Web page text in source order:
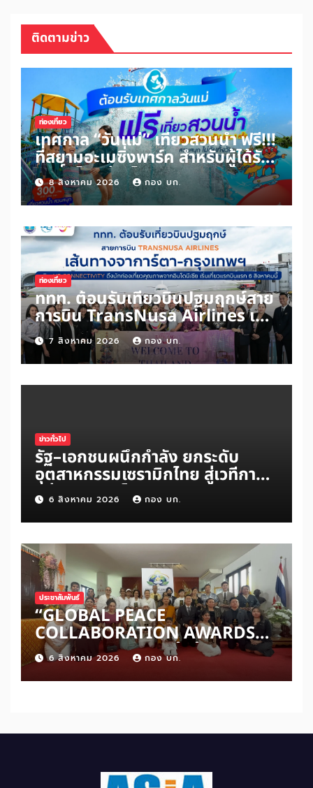
ติดตามข่าว
ท่องเที่ยว
เทศกาล “วันแม่” เที่ยวสวนน้ำ ฟรี!!!
ที่สยามอะเมซิ่งพาร์ค สำหรับผู้ได้รับ
สิทธิ์ “ไทยช่วยไทยพลัส” และผู้ถือ
“บัตรสวัสดิการแห่งรัฐ” เพิ่มเพียง
100 บาท สนุกได้ทั้งสวนน้ำและสวน
สนุกไม่อั้นตลอดวัน
8 สิงหาคม 2026 กอง บก.
ท่องเที่ยว
ททท. ต้อนรับเที่ยวบินปฐมฤกษ์สาย
การบิน TransNusa Airlines เส้น
ทางจาการ์ตา-กรุงเทพฯ เสริม Air
Connectivity ดึงนักท่องเที่ยว
คุณภาพจากอินโดนีเซีย เริ่มเที่ยว
แรกบินแรก 6 สิงหาคมนี้
7 สิงหาคม 2026 กอง บก.
ข่าวทั่วไป
รัฐ–เอกชนผนึกกำลัง ยกระดับ
อุตสาหกรรมเซรามิกไทย สู่เวทีการ
แข่งขันระดับโลก
6 สิงหาคม 2026 กอง บก.
ประชาสัมพันธ์
“GLOBAL PEACE
COLLABORATION AWARDS
2026” เปิดเวทีเชิดชูผู้สร้าง
สันติภาพโลก ดันแนวคิด ‘สันติภาพ
เริ่มต้นจากหัวใจมนุษย์’ สู่ความร่วม
6 สิงหาคม 2026 กอง บก.